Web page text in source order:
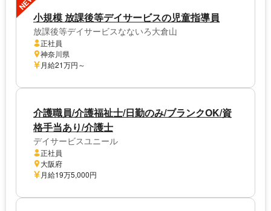
小規模 放課後等デイサービスの児童指導員
放課後等デイサービスなないろ大倉山
正社員
神奈川県
月給21万円～
介護職員/介護福祉士/日勤のみ/ブランクOK/資
格手当あり/介護士
デイサービスユニール
正社員
大阪府
月給19万5,000円